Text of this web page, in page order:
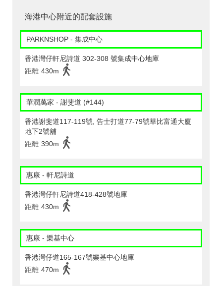
海港中心附近的配套設施
PARKNSHOP - 集成中心
香港灣仔軒尼詩道 302-308 號集成中心地庫
距離 430m
華潤萬家 - 謝斐道 (#144)
香港謝斐道117-119號, 告士打道77-79號華比富通大廈
地下2號舖
距離 390m
惠康 - 軒尼詩道
香港灣仔軒尼詩道418-428號地庫
距離 430m
惠康 - 樂基中心
香港灣仔道165-167號樂基中心地庫
距離 470m